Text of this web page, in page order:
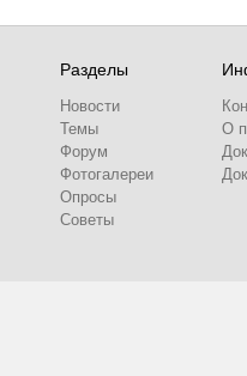
Разделы
Новости
Темы
Форум
Фотогалереи
Опросы
Советы
О